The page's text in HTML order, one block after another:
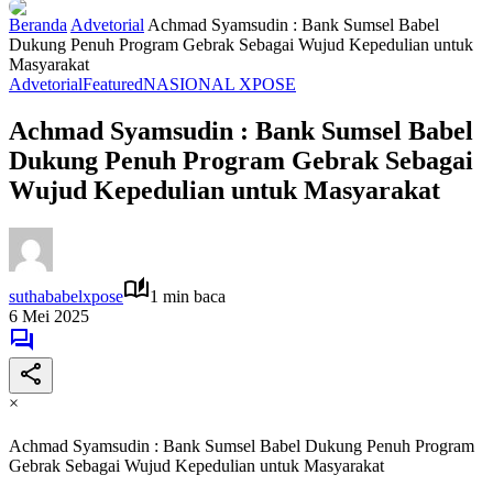
Beranda Advetorial Achmad Syamsudin : Bank Sumsel Babel
Dukung Penuh Program Gebrak Sebagai Wujud Kepedulian untuk
Masyarakat
AdvetorialFeaturedNASIONAL XPOSE
Achmad Syamsudin : Bank Sumsel Babel
Dukung Penuh Program Gebrak Sebagai
Wujud Kepedulian untuk Masyarakat
suthababelxpose
1 min baca
6 Mei 2025
×
Achmad Syamsudin : Bank Sumsel Babel Dukung Penuh Program
Gebrak Sebagai Wujud Kepedulian untuk Masyarakat